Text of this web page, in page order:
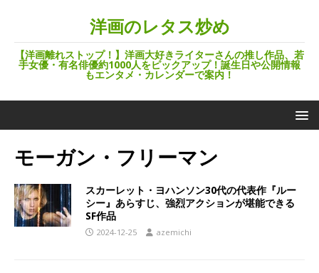
洋画のレタス炒め
【洋画離れストップ！】洋画大好きライターさんの推し作品、若
手女優・有名俳優約1000人をピックアップ！誕生日や公開情報
もエンタメ・カレンダーで案内！
モーガン・フリーマン
スカーレット・ヨハンソン30代の代表作『ルー
シー』あらすじ、強烈アクションが堪能できる
SF作品
2024-12-25 azemichi